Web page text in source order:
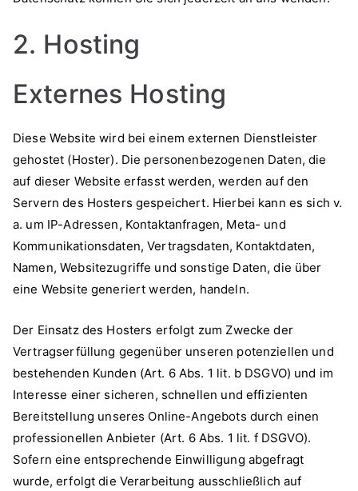
2. Hosting
Externes Hosting
Diese Website wird bei einem externen Dienstleister
gehostet (Hoster). Die personenbezogenen Daten, die
auf dieser Website erfasst werden, werden auf den
Servern des Hosters gespeichert. Hierbei kann es sich v.
a. um IP-Adressen, Kontaktanfragen, Meta- und
Kommunikationsdaten, Vertragsdaten, Kontaktdaten,
Namen, Websitezugriffe und sonstige Daten, die über
eine Website generiert werden, handeln.
Der Einsatz des Hosters erfolgt zum Zwecke der
Vertragserfüllung gegenüber unseren potenziellen und
bestehenden Kunden (Art. 6 Abs. 1 lit. b DSGVO) und im
Interesse einer sicheren, schnellen und effizienten
Bereitstellung unseres Online-Angebots durch einen
professionellen Anbieter (Art. 6 Abs. 1 lit. f DSGVO).
Sofern eine entsprechende Einwilligung abgefragt
wurde, erfolgt die Verarbeitung ausschließlich auf